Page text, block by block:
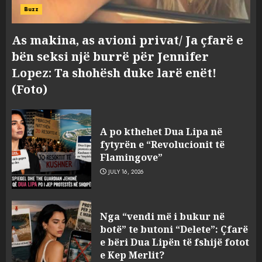
Buzz
As makina, as avioni privat/ Ja çfarë e
bën seksi një burrë për Jennifer
Lopez: Ta shohësh duke larë enët!
(Foto)
A po kthehet Dua Lipa në
fytyrën e “Revolucionit të
Flamingove”
JULY 16, 2026
Nga “vendi më i bukur në
botë” te butoni “Delete”: Çfarë
e bëri Dua Lipën të fshijë fotot
e Kep Merlit?
Tragjedia në Gjermani, këta
janë tre shqiptarët që humbën
jetën në aksident